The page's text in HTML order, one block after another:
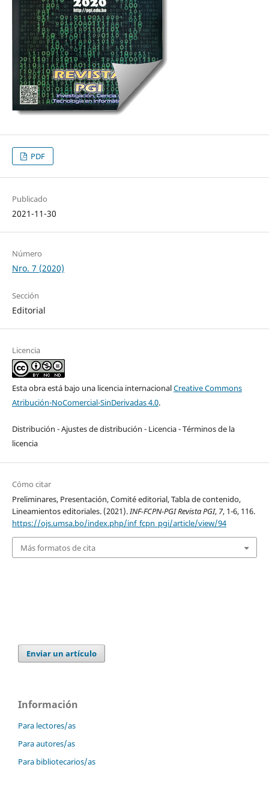
PDF
Publicado
2021-11-30
Número
Nro. 7 (2020)
Sección
Editorial
Licencia
Esta obra está bajo una licencia internacionalCreative Commons
Atribución-NoComercial-SinDerivadas 4.0.
Distribución - Ajustes de distribución - Licencia - Términos de la
licencia
Cómo citar
Preliminares, Presentación, Comité editorial, Tabla de contenido,
Lineamientos editoriales. (2021).INF-FCPN-PGI Revista PGI, 7, 1-6, 116.
https://ojs.umsa.bo/index.php/inf_fcpn_pgi/article/view/94
Más formatos de cita
Enviar un artículo
Información
Para lectores/as
Para autores/as
Para bibliotecarios/as